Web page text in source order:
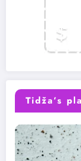
Tidža’s